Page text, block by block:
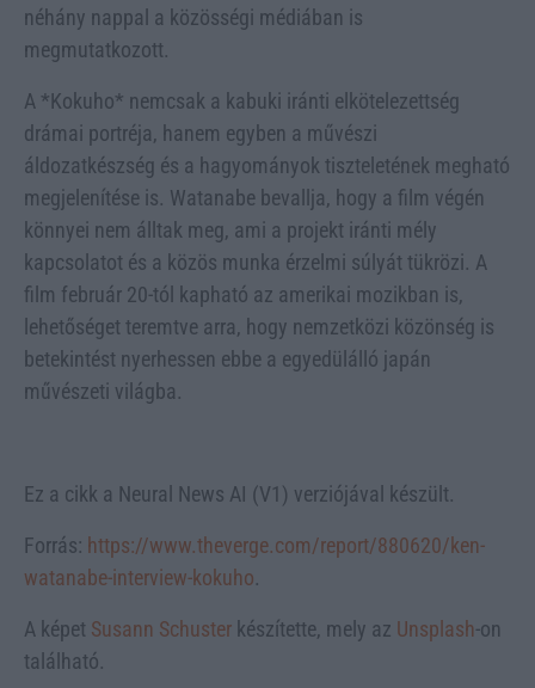
néhány nappal a közösségi médiában is
megmutatkozott.
A *Kokuho* nemcsak a kabuki iránti elkötelezettség
drámai portréja, hanem egyben a művészi
áldozatkészség és a hagyományok tiszteletének megható
megjelenítése is. Watanabe bevallja, hogy a film végén
könnyei nem álltak meg, ami a projekt iránti mély
kapcsolatot és a közös munka érzelmi súlyát tükrözi. A
film február 20-tól kapható az amerikai mozikban is,
lehetőséget teremtve arra, hogy nemzetközi közönség is
betekintést nyerhessen ebbe a egyedülálló japán
művészeti világba.
Ez a cikk a Neural News AI (V1) verziójával készült.
Forrás: https://www.theverge.com/report/880620/ken-
watanabe-interview-kokuho.
A képet Susann Schuster készítette, mely az Unsplash-on
található.